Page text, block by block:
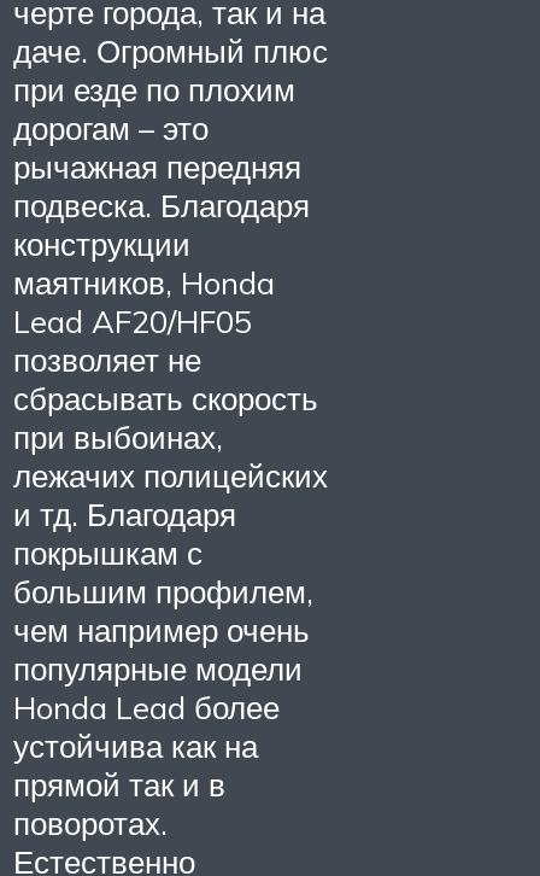
черте города, так и на
даче. Огромный плюс
при езде по плохим
дорогам – это
рычажная передняя
подвеска. Благодаря
конструкции
маятников, Honda
Lead AF20/HF05
позволяет не
сбрасывать скорость
при выбоинах,
лежачих полицейских
и тд. Благодаря
покрышкам с
большим профилем,
чем например очень
популярные модели
Honda Lead более
устойчива как на
прямой так и в
поворотах.
Естественно